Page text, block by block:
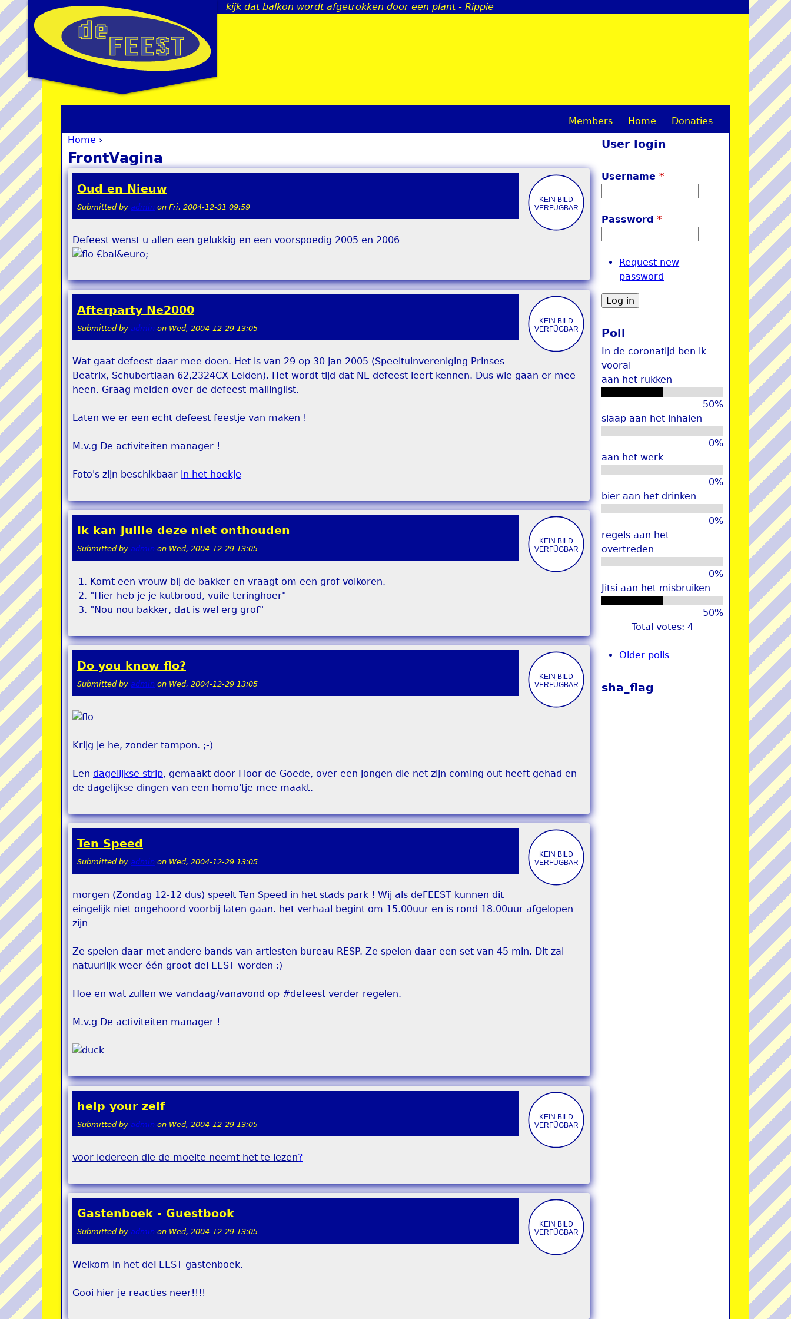
Jump to navigation
kijk dat balkon wordt afgetrokken door een plant - Rippie
You are here
Home ›
FrontVagina
Oud en Nieuw
Submitted by admin on Fri, 2004-12-31 09:59
Defeest wenst u allen een gelukkig en een voorspoedig 2005 en 2006
€bal&euro;
Afterparty Ne2000
Submitted by admin on Wed, 2004-12-29 13:05
Wat gaat defeest daar mee doen. Het is van 29 op 30 jan 2005 (Speeltuinvereniging Prinses
Beatrix, Schubertlaan 62,2324CX Leiden). Het wordt tijd dat NE defeest leert kennen. Dus wie gaan er mee
heen. Graag melden over de defeest mailinglist.
Laten we er een echt defeest feestje van maken !
M.v.g De activiteiten manager !
Foto's zijn beschikbaar in het hoekje
Ik kan jullie deze niet onthouden
Submitted by admin on Wed, 2004-12-29 13:05
Komt een vrouw bij de bakker en vraagt om een grof volkoren.
"Hier heb je je kutbrood, vuile teringhoer"
"Nou nou bakker, dat is wel erg grof"
Do you know flo?
Submitted by admin on Wed, 2004-12-29 13:05
Krijg je he, zonder tampon. ;-)
Een dagelijkse strip, gemaakt door Floor de Goede, over een jongen die net zijn coming out heeft gehad en
de dagelijkse dingen van een homo'tje mee maakt.
Ten Speed
Submitted by admin on Wed, 2004-12-29 13:05
morgen (Zondag 12-12 dus) speelt Ten Speed in het stads park ! Wij als deFEEST kunnen dit
eingelijk niet ongehoord voorbij laten gaan. het verhaal begint om 15.00uur en is rond 18.00uur afgelopen
zijn
Ze spelen daar met andere bands van artiesten bureau RESP. Ze spelen daar een set van 45 min. Dit zal
natuurlijk weer één groot deFEEST worden :)
Hoe en wat zullen we vandaag/vanavond op #defeest verder regelen.
M.v.g De activiteiten manager !
help your zelf
Submitted by admin on Wed, 2004-12-29 13:05
voor iedereen die de moeite neemt het te lezen?
Gastenboek - Guestbook
Submitted by admin on Wed, 2004-12-29 13:05
Welkom in het deFEEST gastenboek.
Gooi hier je reacties neer!!!!
M
i
m
u
Members Home Donaties
User login
Username*
Password*
Request new
password
Poll
In de coronatijd ben ik
vooral
aan het rukken
50%
slaap aan het inhalen
0%
aan het werk
0%
bier aan het drinken
0%
regels aan het
overtreden
0%
Jitsi aan het misbruiken
50%
Total votes: 4
Older polls
sha_flag